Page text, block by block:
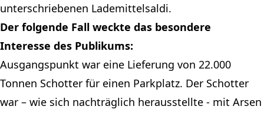
unterschriebenen Lademittelsaldi.
Der folgende Fall weckte das besondere
Interesse des Publikums:
Ausgangspunkt war eine Lieferung von 22.000
Tonnen Schotter für einen Parkplatz. Der Schotter
war – wie sich nachträglich herausstellte - mit Arsen